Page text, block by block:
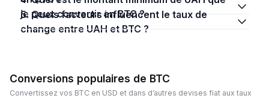
je peux convertir en BTC ?
5. Quels facteurs influencent le taux de
change entre UAH et BTC ?
Conversions populaires de BTC
Convertissez vos BTC en USD et dans d’autres devises fiat aux taux